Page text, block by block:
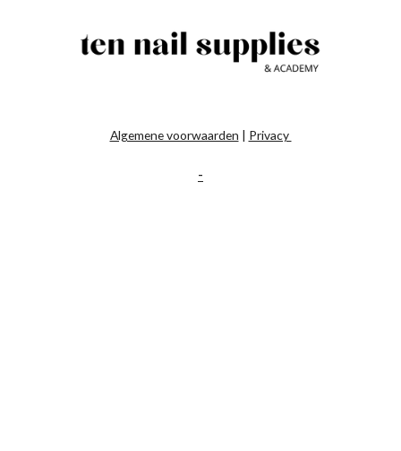
Algemene voorwaarden | Privacy
-